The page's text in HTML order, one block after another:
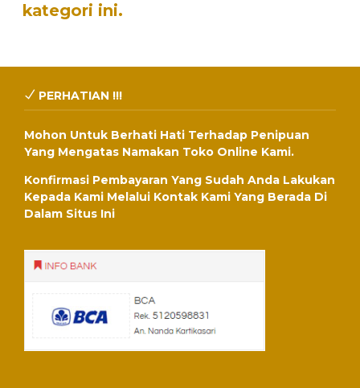
kategori ini.
PERHATIAN !!!
Mohon Untuk Berhati Hati Terhadap Penipuan
Yang Mengatas Namakan Toko Online Kami.
Konfirmasi Pembayaran Yang Sudah Anda Lakukan
Kepada Kami Melalui Kontak Kami Yang Berada Di
Dalam Situs Ini